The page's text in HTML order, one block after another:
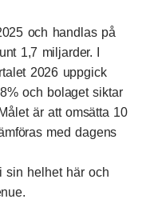
och handlas på
1,7 miljarder. I
2026 uppgick
och bolaget siktar
är att omsätta 10
med dagens
sin helhet häroch
.